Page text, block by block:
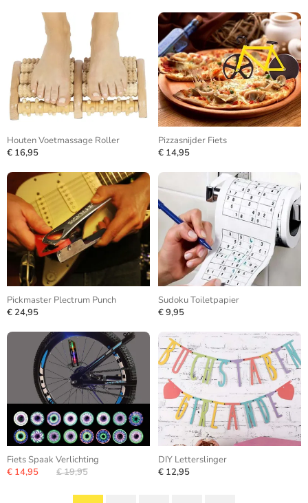
Houten Voetmassage Roller
€ 16,95
Pizzasnijder Fiets
€ 14,95
Pickmaster Plectrum Punch
€ 24,95
Sudoku Toiletpapier
€ 9,95
Fiets Spaak Verlichting
€ 14,95
€ 19,95
DIY Letterslinger
€ 12,95